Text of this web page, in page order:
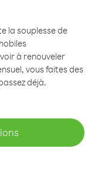
la souplesse de
à renouveler
vous faites des
déjà.